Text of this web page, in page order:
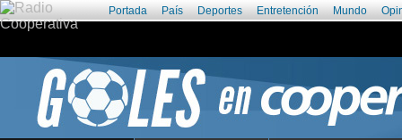
Portada País Deportes Entretención Mundo